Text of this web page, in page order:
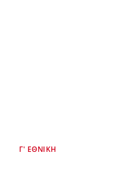
Γ' ΕΘΝΙΚΉ